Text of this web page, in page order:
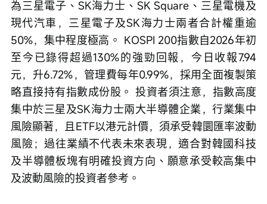
為三星電子、SK海力士、SK Square、三星電機及
現代汽車，三星電子及SK海力士兩者合計權重逾
50%，集中程度極高。 KOSPI 200指數自2026年初
至今已錄得超過130%的強勁回報，今日收報7.94
元，升6.72%，管理費每年0.99%，採用全面複製策
略直接持有指數成份股。 投資者須注意，指數高度
集中於三星及SK海力士兩大半導體企業，行業集中
風險顯著，且ETF以港元計價，須承受韓圜匯率波動
風險；過往業績不代表未來表現，適合對韓國科技
及半導體板塊有明確投資方向、願意承受較高集中
及波動風險的投資者參考。